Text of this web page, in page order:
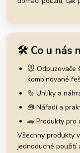
🛠️ Co u nás
🐭 Odpuzovače
kombinované
🔩 Uhlíky a
🧰 Nářadí a
🚗 Produkty pro
Všechny produkty
jednoduché použití